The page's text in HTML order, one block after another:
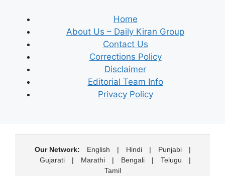
Home
About Us – Daily Kiran Group
Contact Us
Corrections Policy
Disclaimer
Editorial Team Info
Privacy Policy
Our Network: English | Hindi | Punjabi
|
Gujarati
| Marathi | Bengali | Telugu
|
Tamil